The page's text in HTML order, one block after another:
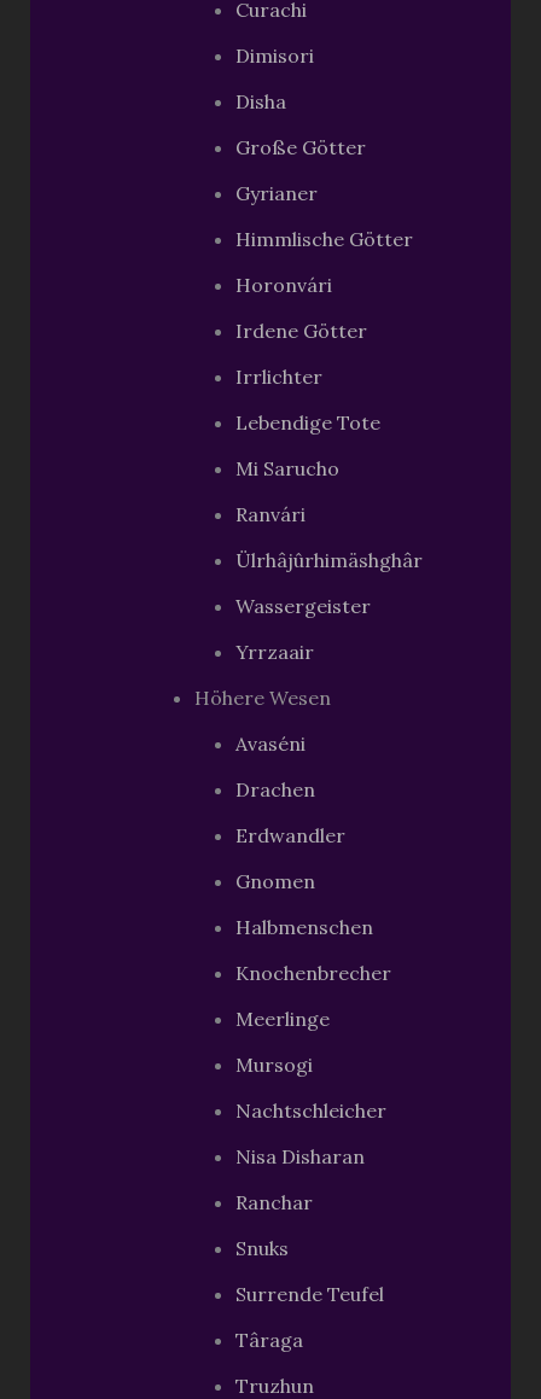
Curachi
Dimisori
Disha
Große Götter
Gyrianer
Himmlische Götter
Horonvári
Irdene Götter
Irrlichter
Lebendige Tote
Mi Sarucho
Ranvári
Ülrhâjûrhimäshghâr
Wassergeister
Yrrzaair
Höhere Wesen
Avaséni
Drachen
Erdwandler
Gnomen
Halbmenschen
Knochenbrecher
Meerlinge
Mursogi
Nachtschleicher
Nisa Disharan
Ranchar
Snuks
Surrende Teufel
Târaga
Truzhun